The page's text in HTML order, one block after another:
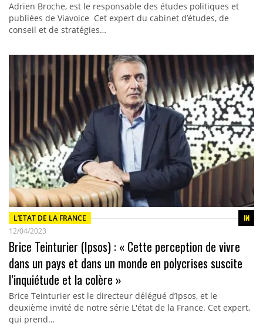
Adrien Broche, est le responsable des études politiques et
publiées de Viavoice Cet expert du cabinet d’études, de
conseil et de stratégies…
L’ETAT DE LA FRANCE
12/04/2023
Brice Teinturier (Ipsos) : « Cette perception de vivre
dans un pays et dans un monde en polycrises suscite
l’inquiétude et la colère »
Brice Teinturier est le directeur délégué d’Ipsos, et le
deuxième invité de notre série L'état de la France. Cet expert,
qui prend…